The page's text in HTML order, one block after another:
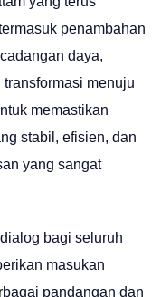
penambahan
daya,
menuju
memastikan
stabil, efisien, dan
yang sangat
bagi seluruh
masukan
pandangan dan